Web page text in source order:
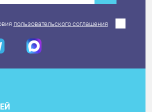
пользовательского соглашения